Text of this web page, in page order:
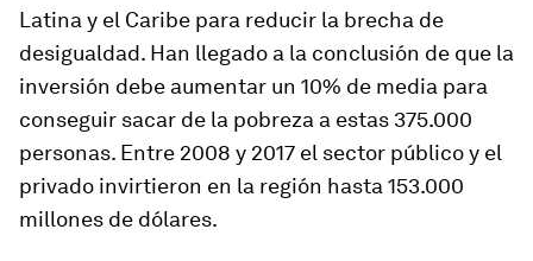
Latina y el Caribe para reducir la brecha de
desigualdad. Han llegado a la conclusión de que la
inversión debe aumentar un 10% de media para
conseguir sacar de la pobreza a estas 375.000
personas. Entre 2008 y 2017 el sector público y el
privado invirtieron en la región hasta 153.000
millones de dólares.